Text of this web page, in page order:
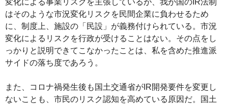
はそのような市況変化リスクを民間企業に負わせるため
に、制度上、施設の「民設」が義務付けられている。市況
変化によるリスクを行政が受けることはない。その点をし
っかりと説明できてこなかったことは、私を含めた推進派
サイドの落ち度であろう。
また、コロナ禍発生後も国土交通省がIR開発要件を変更し
ないことも、市民のリスク認知を高めている原因だ。国土